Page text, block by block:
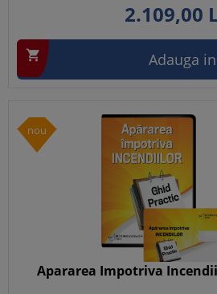
2.109,00
 Adauga
nou
Apararea Impotriva